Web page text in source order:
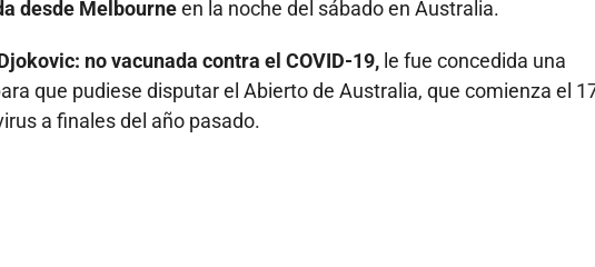
desde Melbourneen la noche del sábado en Australia.
no vacunada contra el COVID-19, le fue concedida una
que pudiese disputar el Abierto de Australia, que comienza el
a finales del año pasado.